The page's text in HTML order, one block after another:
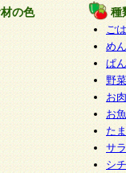
の色 種
ご
めん
ぱん
野
お
お
た
サ
シ